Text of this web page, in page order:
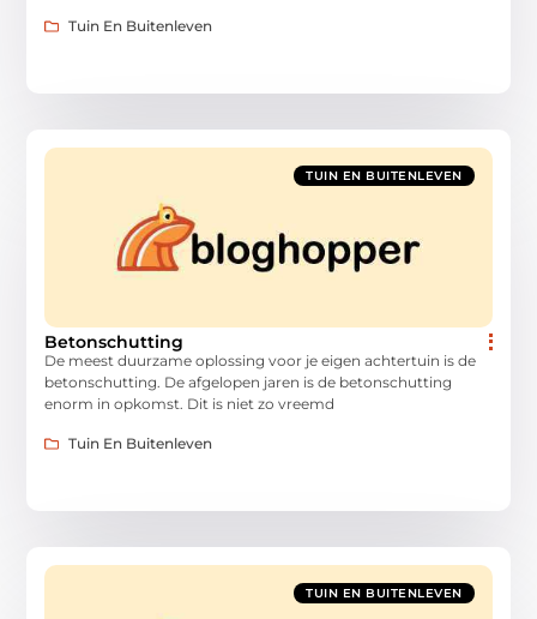
Tuin En Buitenleven
TUIN EN BUITENLEVEN
Betonschutting
De meest duurzame oplossing voor je eigen achtertuin is de
betonschutting. De afgelopen jaren is de betonschutting
enorm in opkomst. Dit is niet zo vreemd
Tuin En Buitenleven
TUIN EN BUITENLEVEN